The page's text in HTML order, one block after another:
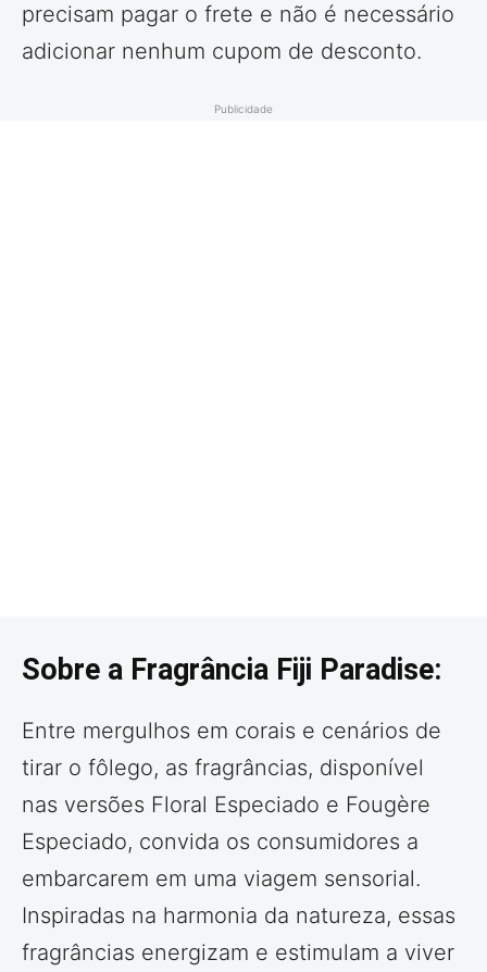
precisam pagar o frete e não é necessário
adicionar nenhum cupom de desconto.
Publicidade
Sobre a Fragrância Fiji Paradise:
Entre mergulhos em corais e cenários de
tirar o fôlego, as fragrâncias, disponível
nas versões Floral Especiado e Fougère
Especiado, convida os consumidores a
embarcarem em uma viagem sensorial.
Inspiradas na harmonia da natureza, essas
fragrâncias energizam e estimulam a viver